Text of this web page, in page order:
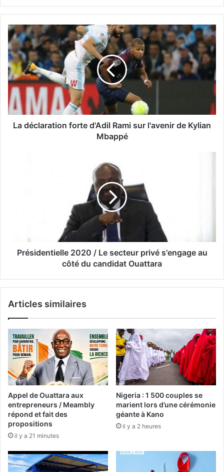
La déclaration forte d'Adil Rami sur l'avenir de Kylian
Mbappé
Présidentielle 2020 / Le secteur privé s'engage au
côté du candidat Ouattara
Articles similaires
Appel de Ouattara aux
entrepreneurs / Meambly
répond et fait des
propositions
il y a 21 minutes
Nigeria : 1 500 couples se
marient lors d’une cérémonie
géante à Kano
il y a 2 heures